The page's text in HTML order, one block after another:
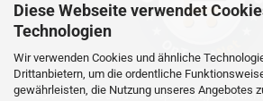
Diese Webseite verwendet
Technologien
Wir verwenden Cookies und ähnliche
Drittanbietern, um die ordentliche
gewährleisten, die Nutzung unseres Angebotes
RC-Produkte sind kein Spielzeug und